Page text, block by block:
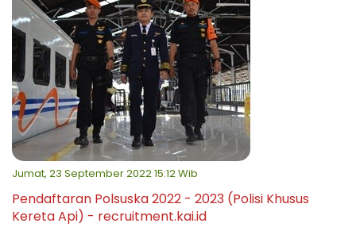
Jumat, 23 September 2022 15:12 Wib
Pendaftaran Polsuska 2022 - 2023 (Polisi Khusus
Kereta Api) - recruitment.kai.id